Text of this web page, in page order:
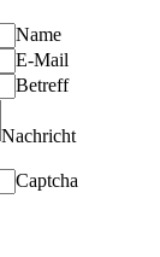
Name
E-Mail
Betreff
Nachricht
Captcha